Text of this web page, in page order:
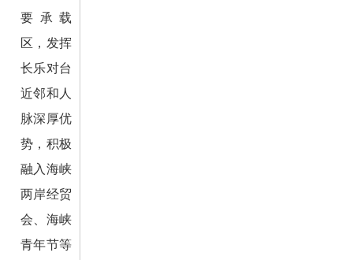
要承载
区，发挥
长乐对台
近邻和人
脉深厚优
势，积极
融入海峡
两岸经贸
会、海峡
青年节等